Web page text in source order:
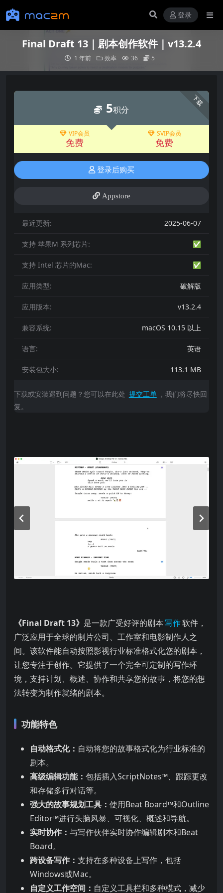
登录
Final Draft 13｜剧本创作软件｜v13.2.4
1 年前 效率 36 5
下载
5积分
VIP会员
免费
SVIP会员
免费
登录后购买
Appstore
最近更新: 2025-06-07
支持 苹果M 系列芯片: ✅
支持 Intel 芯片的Mac: ✅
应用类型: 破解版
应用版本: v13.2.4
兼容系统: macOS 10.15 以上
语言: 英语
安装包大小: 113.1 MB
下载或安装遇到问题？您可以在此处 提交工单 ，我们将尽快回
复。
《Final Draft 13》 是一款广受好评的剧本写作软件，
广泛应用于全球的制片公司、工作室和电影制作人之
间。该软件能自动按照影视行业标准格式化您的剧本，
让您专注于创作。它提供了一个完全可定制的写作环
境，支持计划、概述、协作和共享您的故事，将您的想
法转变为制作就绪的剧本。
功能特色
自动格式化： 自动将您的故事格式化为行业标准的
剧本。
高级编辑功能： 包括插入ScriptNotes™、跟踪更改
和存储多行对话等。
强大的故事规划工具： 使用Beat Board™和Outline
Editor™进行头脑风暴、可视化、概述和导航。
实时协作： 与写作伙伴实时协作编辑剧本和Beat
Board。
跨设备写作： 支持在多种设备上写作，包括
Windows或Mac。
自定义工作空间： 自定义工具栏和多种模式，减少